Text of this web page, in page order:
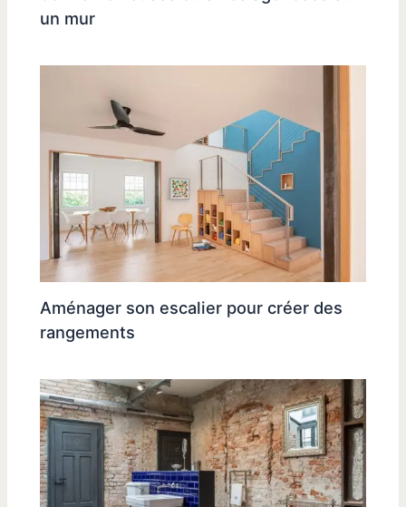
un mur
Aménager son escalier pour créer des
rangements